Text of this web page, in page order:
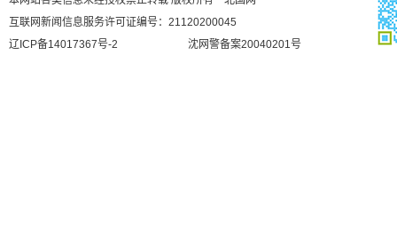
互联网新闻信息服务许可证编号：21120200045
辽ICP备14017367号-2
沈网警备案20040201号